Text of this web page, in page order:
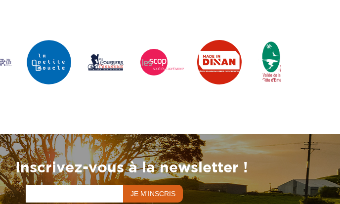
Inscrivez-vous à la newsletter !